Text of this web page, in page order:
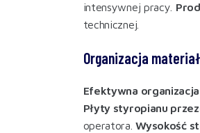
intensywnej pracy.
technicznej.
Organizacja
Efektywna
Płyty styropianu
operatora.Wysokość